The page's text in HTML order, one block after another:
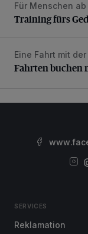
Training fürs
Für Menschen
Training fürs
Fahrten buchen
Eine Fahrt mit
Fahrten buchen
SERVICES
Reklamation